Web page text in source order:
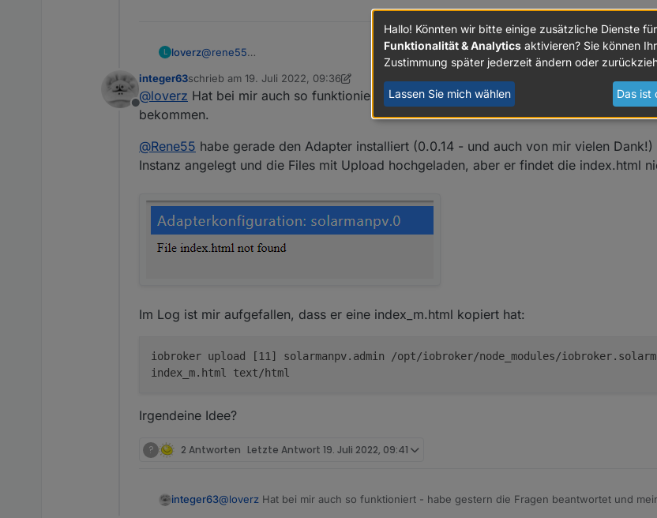
Kann ich da ehrlich sein und sagen, dass ich Privat bin und iobroker nutzen möchte?
L loverz@rene55
*Hi,
I need to ask which platform are you using?
What role are you? Are you an individual, O&M provider, manufacturer or distributor?
Can you tell me your E-mail address for api?
Why do you apply for api?*
Kann ich da ehrlich sein und sagen, dass ich Privat bin und iobroker nutzen möchte?
Was habt ihr so geantwortet?
Offline
integer63schrieb am 19. Juli 2022, 09:36
zuletzt editiert von integer63
@loverz Hat bei mir auch so funktioniert - habe gestern die Fragen beantwortet und
bekommen.
@Rene55 habe gerade den Adapter installiert (0.0.14 - und auch von mir vielen
Instanz angelegt und die Files mit Upload hochgeladen, aber er findet die index.html
Im Log ist mir aufgefallen, dass er eine index_m.html kopiert hat:
iobroker upload [11] solarmanpv.admin /opt/iobroker/node_modules/
index_m.html text/html
Irgendeine Idee?
? 2 Antworten Letzte Antwort 19. Juli 2022, 09:41
integer63@loverz Hat bei mir auch so funktioniert - habe gestern die Fragen beantwortet und
Hallo! Könnten wir bitte einige zusätzliche Dienste für
Funktionalität & Analytics aktivieren? Sie können
Zustimmung später jederzeit ändern oder
Lassen Sie mich wählen Das ist